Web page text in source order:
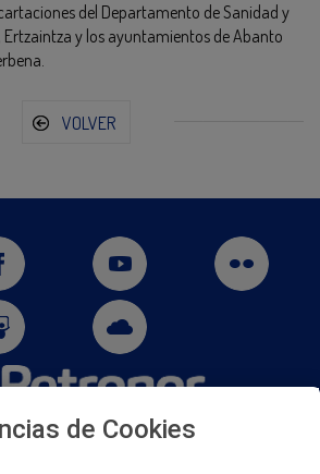
del Departamento de Sanidad y
Ertzaintza y los ayuntamientos de Abanto
VOLVER
Martín 5-Edificio Muñatones,
de Cookies